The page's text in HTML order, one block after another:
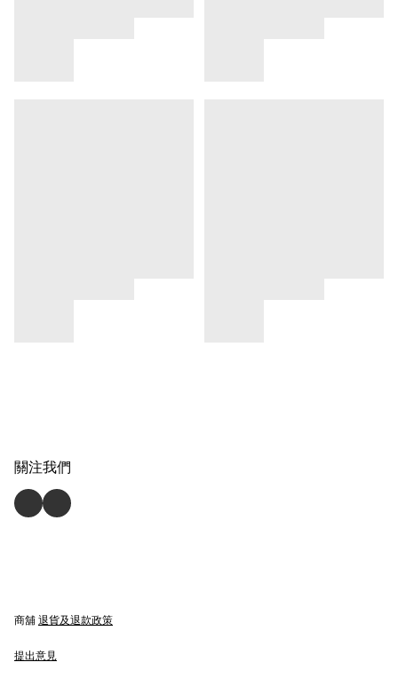
關注我們
商舖 退貨及退款政策
提出意見